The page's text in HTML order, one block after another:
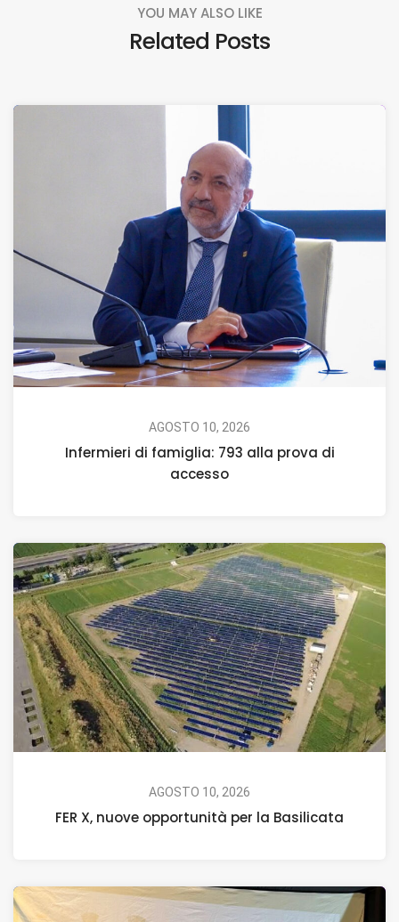
YOU MAY ALSO LIKE
Related Posts
AGOSTO 10, 2026
Infermieri di famiglia: 793 alla prova di
accesso
AGOSTO 10, 2026
FER X, nuove opportunità per la Basilicata